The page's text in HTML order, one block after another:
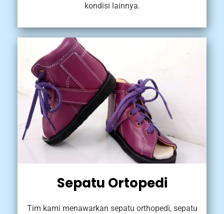
kondisi lainnya.
Sepatu Ortopedi
Tim kami menawarkan sepatu orthopedi, sepatu